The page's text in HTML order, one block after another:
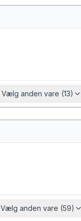
Vælg anden vare (13)
Vælg anden vare (59)